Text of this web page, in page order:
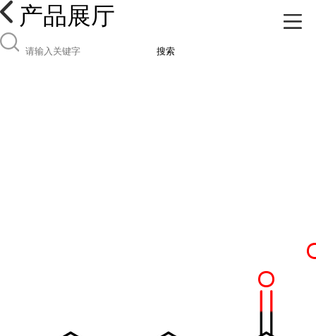
产品展厅
搜索